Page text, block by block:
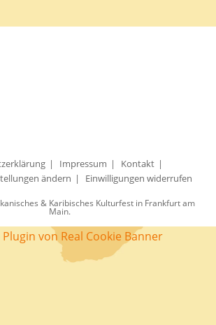
Impressum
Kontakt
ändern
Einwilligungen widerrufen
& Karibisches Kulturfest in Frankfurt am
Main.
von Real Cookie Banner